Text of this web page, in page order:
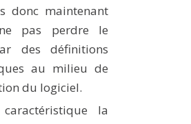
donc maintenant
pas perdre le
des définitions
au milieu de
du logiciel.
la